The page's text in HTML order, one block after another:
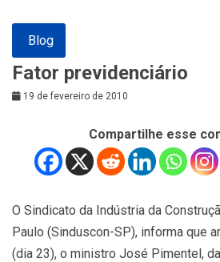
Blog
Fator previdenciário
19 de fevereiro de 2010
Compartilhe esse
O Sindicato da Indústria da
Paulo (Sinduscon-SP), informa que
(dia 23), o ministro José Pimentel,